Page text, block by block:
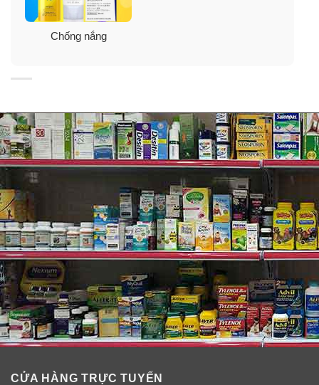
Công dụng nổi bật của xịt chống nắng Neutrogena
✓ Xịt chống nắng Neutrogena Wet Skin Kids SPF 70+
cả khi da ướt, tạo một lớp màn chắc chắn bảo vệ da bé
khỏi các tia khắc nghiệt của ánh nắng mặt trời
✓ Sản xuất theo công nghệ Helioplex độc quyền bảo vệ
da lâu hơn, ổn định hơn khỏi các tia UVA, UVB
✓ Khả năng chịu nước 80 phút. Thích hợp sử dụng cho
bé khi đi biển, đi bơi
✓ Sản phẩm không chứa dầu, không PABA, không gây
nhờn rít cho bé, không đóng bợn trắng hoặc bị rửa trôi
trong thời gian sử dụng; rất dịu nhẹ, an toàn và không
gây dị ứng.
Chống nắng
CỬA HÀNG TRỰC TUYẾN